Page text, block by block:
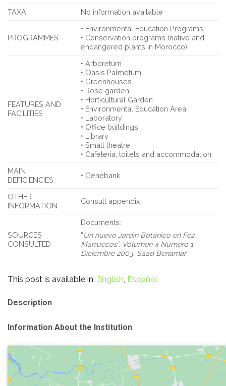
TAXA
No information available
PROGRAMMES
• Environmental Education Programs
• Conservation programs (native and
endangered plants in Morocco)
FEATURES AND
FACILITIES
• Arboretum
• Oasis Palmetum
• Greenhouses
• Rose garden
• Horticultural Garden
• Environmental Education Area
• Laboratory
• Office buildings
• Library
• Small theatre
• Cafeteria, toilets and accommodation.
MAIN
DEFICIENCIES
• Genebank
OTHER
INFORMATION
Consult appendix
SOURCES
CONSULTED
Documents:
“Un nuevo Jardín Botánico en Fez,
Marruecos”. Volumen 4 Número 1.
Diciembre 2003, Saad Benamar
This post is available in: English Español
Description
Information About the Institution